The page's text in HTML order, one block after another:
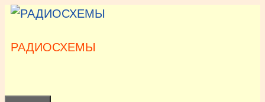
Перейти
РАДИОСХЕМЫ